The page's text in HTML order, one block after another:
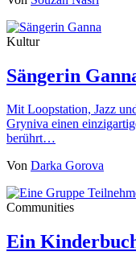
Kultur
Sängerin
Mit Loopstation, Jazz
Gryniva einen
berührt…
Von Darka Gorova
Communities
Ein